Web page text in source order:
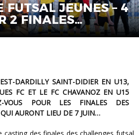
FUTSAL JEUNES – 4
2 FINALES…
FC ET LE FC CHAVANOZ EN U15
VOUS POUR LES FINALES DES
AURONT LIEU DE 7 JUIN…